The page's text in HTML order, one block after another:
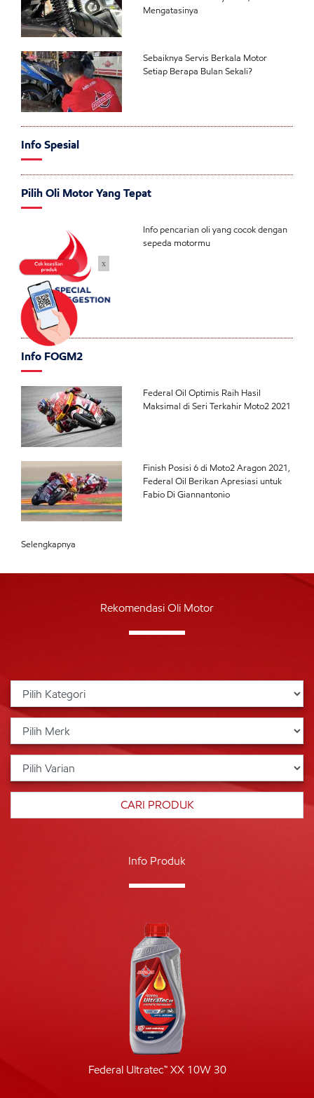
Mengatasinya
Sebaiknya Servis Berkala Motor
Setiap Berapa Bulan Sekali?
Info Spesial
Pilih Oli Motor Yang Tepat
Info pencarian oli yang cocok dengan
sepeda motormu
Info FOGM2
Federal Oil Optimis Raih Hasil
Maksimal di Seri Terkahir Moto2 2021
Finish Posisi 6 di Moto2 Aragon 2021,
Federal Oil Berikan Apresiasi untuk
Fabio Di Giannantonio
Selengkapnya
Rekomendasi Oli Motor
Info Produk
Federal Ultratec™ XX 10W 30
x